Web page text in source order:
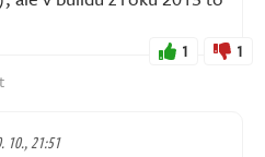
1 1
10., 21:51